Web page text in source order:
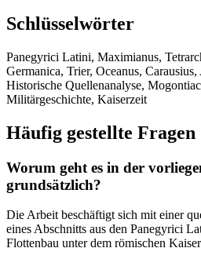
Schlüsselwörter
Panegyrici Latini, Maximianus,
Germanica, Trier, Oceanus,
Historische Quellenanalyse,
Militärgeschichte, Kaiserzeit
Häufig gestellte Fragen
Worum geht es in der
grundsätzlich?
Die Arbeit beschäftigt sich mit einer
eines Abschnitts aus den Panegyrici
Flottenbau unter dem römischen